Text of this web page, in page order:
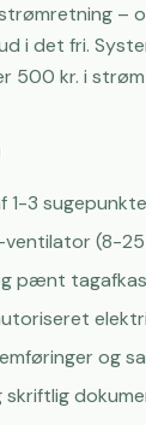
–
i det fri.
500 kr. i
1-3
ventilator (8-
pænt
og
skriftlig